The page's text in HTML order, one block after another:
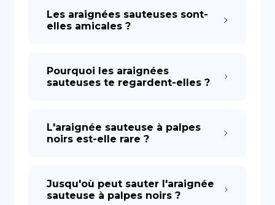
DE
Les araignées sauteuses sont-
elles amicales ?
Pourquoi les araignées
sauteuses te regardent-elles ?
L'araignée sauteuse à palpes
noirs est-elle rare ?
Jusqu'où peut sauter l'araignée
sauteuse à palpes noirs ?